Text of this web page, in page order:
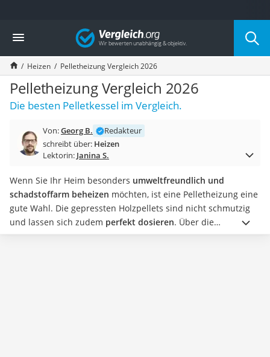
Die beliebtesten Vergleiche nach Kategorie
Baumarkt
Tresor feuerfest
Makita-Akku-Rasenmäher
Kappsäge
Smartes Türschloss
Akku-Rasentrimmer
Feuchtigkeitsmessgerät
Split-Klimaanlage 2 Innengeräte
Pelletofen
Tiefbrunnenpumpe
Fliesenschneider
Hochdruckreiniger
Doppelschleifer
Überwachungskamera
Vergleich
Heizen Pelletheizung Vergleich 2026
Pelletheizung Vergleich 2026
Die besten Pelletkessel im Vergleich.
Von:Georg B.
Redakteur
schreibt über: Heizen
Lektorin: Janina S.
Wenn Sie Ihr Heim besonders umweltfreundlich und
schadstoffarm beheizen möchten, ist eine Pelletheizung eine
gute Wahl. Die gepressten Holzpellets sind nicht schmutzig
und lassen sich zudem perfekt dosieren. Über die
nachfolgende Suchmaske finden Sie jetzt mit wenigen Klicks